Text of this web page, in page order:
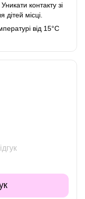
контакту зі
місці.
від 15°C